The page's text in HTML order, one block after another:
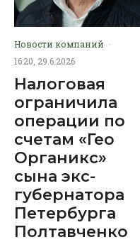
Новости компаний ·
16:20, 29.6.2026
Налоговая
ограничила
операции по
счетам «Гео
Органикс»
сына экс-
губернатора
Петербурга
Полтавченко